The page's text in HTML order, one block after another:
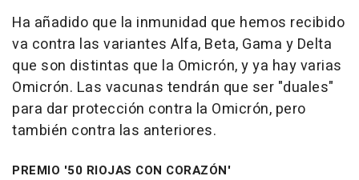
Ha añadido que la inmunidad que hemos recibido
va contra las variantes Alfa, Beta, Gama y Delta
que son distintas que la Omicrón, y ya hay varias
Omicrón. Las vacunas tendrán que ser "duales"
para dar protección contra la Omicrón, pero
también contra las anteriores.
PREMIO '50 RIOJAS CON CORAZÓN'